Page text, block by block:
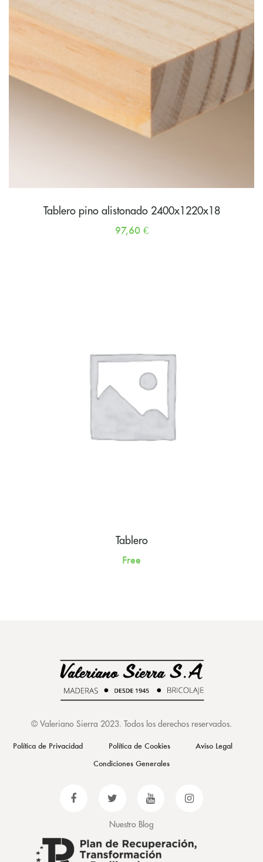
Tablero pino alistonado 2400x1220x18
97,60 €
Tablero
Free
© Valeriano Sierra 2023. Todos los derechos reservados.
Política de Privacidad Política de Cookies
Aviso Legal
Condiciones Generales
Nuestro Blog